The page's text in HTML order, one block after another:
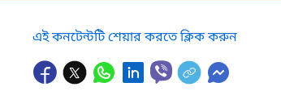
এই কনটেন্টটি শেয়ার করতে ক্লিক করুন